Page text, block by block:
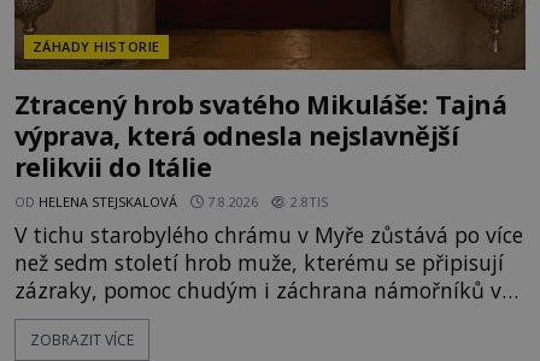
ZÁHADY HISTORIE
Ztracený hrob svatého Mikuláše: Tajná
výprava, která odnesla nejslavnější
relikvii do Itálie
OD HELENA STEJSKALOVÁ 7.8.2026 2.8TIS
V tichu starobylého chrámu v Myře zůstává po více
než sedm století hrob muže, kterému se připisují
zázraky, pomoc chudým i záchrana námořníků v
bouřích. Pak ale přichází rok 1087 a klidné místo
se mění v dějiště podivné noční výpravy. Skupina
ZOBRAZIT VÍCE